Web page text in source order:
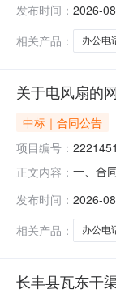
局采购
发布时间： 2026-
相关产品：
办公电
关于电风扇的
中标｜合同公告
项目编号：
正文内容： 一、合
市蜀山
发布时间： 2026-
相关产品：
办公电
长丰县瓦东干